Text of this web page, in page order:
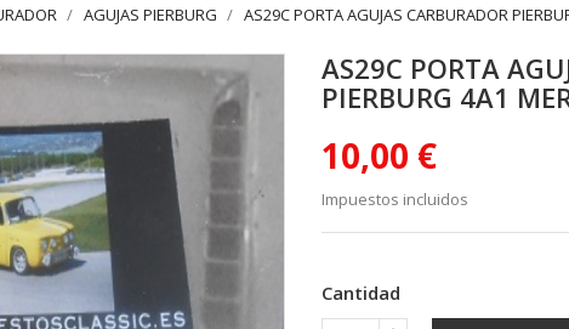
AGUJAS PIERBURG AS29C PORTA AGUJAS CARBURADOR
AS29C PORTA
PIERBURG 4A1
10,00 €
Impuestos incluidos
Cantidad